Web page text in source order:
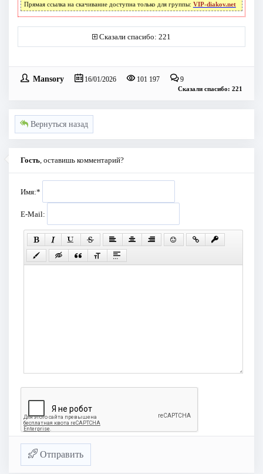
Прямая ссылка на скачивание доступна только для группы: VIP-diakov.net
Сказали спасибо: 221
Mansory 16/01/2026 101 197 9
Сказали спасибо: 221
Вернуться назад
Гость , оставишь комментарий?
Имя:*
E-Mail:
Отправить